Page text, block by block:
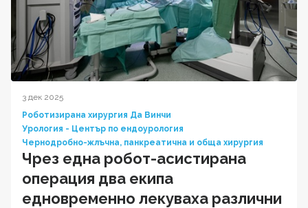
3 дек 2025
Роботизирана хирургия Да Винчи
Урология - Център по ендоурология
Чернодробно-жлъчна, панкреатична и обща хирургия
Чрез една робот-асистирана
операция два екипа
едновременно лекуваха различни